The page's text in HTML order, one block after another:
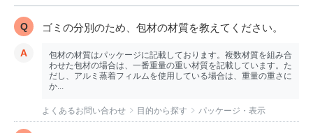
ゴミの分別のため、包材の材質を教えてください。
包材の材質はパッケージに記載しております。複数材質を組み合
わせた包材の場合は、一番重量の重い材質を記載しています。た
だし、アルミ蒸着フィルムを使用している場合は、重量の重さに
か...
よくあるお問い合わせ 目的から探す パッケージ・表示